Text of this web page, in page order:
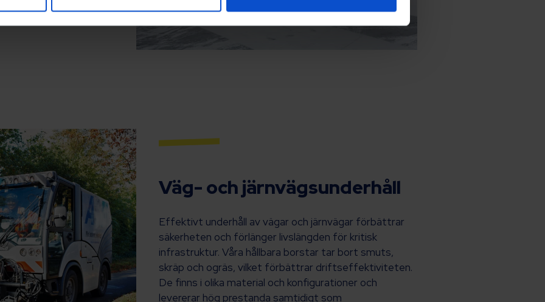
Väg- och järnvägsunderhåll
Effektivt underhåll av vägar och järnvägar förbättrar
säkerheten och förlänger livslängden för kritisk
infrastruktur. Våra hållbara borstar tar bort smuts,
skräp och ogräs, vilket förbättrar driftseffektiviteten.
De finns i olika material och konfigurationer och
levererar hög prestanda samtidigt som